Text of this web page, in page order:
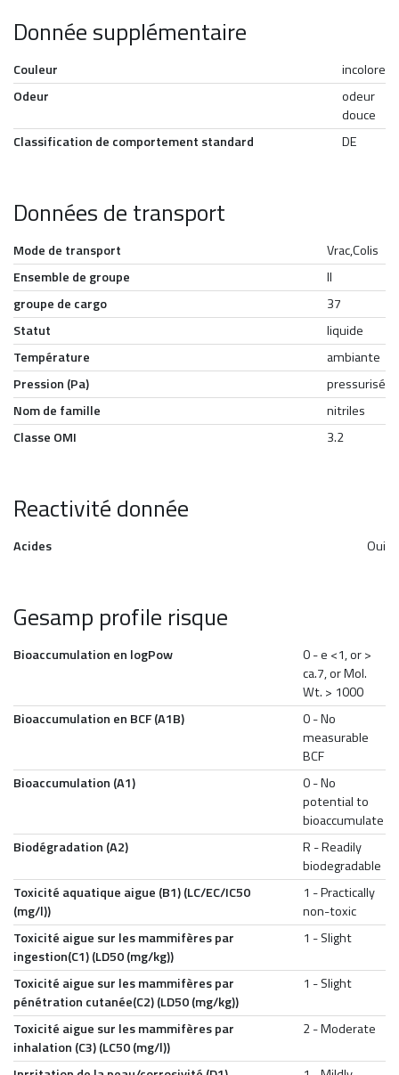
Donnée supplémentaire
Couleur
incolore
Odeur
odeur
douce
Classification de comportement standard
DE
Données de transport
Mode de transport
Vrac,Colis
Ensemble de groupe
II
groupe de cargo
37
Statut
liquide
Température
ambiante
Pression (Pa)
pressurisé
Nom de famille
nitriles
Classe OMI
3.2
Reactivité donnée
Acides Oui
Gesamp profile risque
Bioaccumulation en logPow
0 - e <1, or >
ca.7, or Mol.
Wt. > 1000
Bioaccumulation en BCF (A1B)
0 - No
measurable
BCF
Bioaccumulation (A1)
0 - No
potential to
bioaccumulate
Biodégradation (A2)
R - Readily
biodegradable
Toxicité aquatique aigue (B1) (LC/EC/IC50
(mg/l))
1 - Practically
non-toxic
Toxicité aigue sur les mammifères par
ingestion(C1) (LD50 (mg/kg))
1 - Slight
Toxicité aigue sur les mammifères par
pénétration cutanée(C2) (LD50 (mg/kg))
1 - Slight
Toxicité aigue sur les mammifères par
inhalation (C3) (LC50 (mg/l))
2 - Moderate